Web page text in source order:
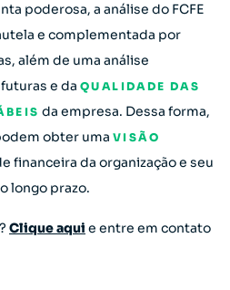
poderosa, a análise do FCFE
e complementada por
além de uma análise
e da QUALIDADE DAS
da empresa. Dessa forma,
obter uma VISÃO
financeira da organização e seu
longo prazo.
Clique aqui e entre em contato